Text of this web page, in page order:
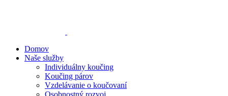
Domov
Naše služby
Individuálny koučing
Koučing párov
Vzdelávanie o koučovaní
Osobnostný rozvoj